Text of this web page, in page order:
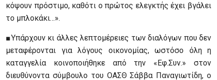
κόψουν πρόστιμο, καθότι ο πρώτος ελεγκτής έχει βγάλει
το μπλοκάκι…».
■Υπάρχουν κι άλλες λεπτομέρειες των διαλόγων που δεν
μεταφέρονται για λόγους οικονομίας, ωστόσο όλη η
καταγγελία κοινοποιήθηκε από την «Εφ.Συν.» στον
διευθύνοντα σύμβουλο του ΟΑΣΘ Σάββα Παναγιωτίδη, ο